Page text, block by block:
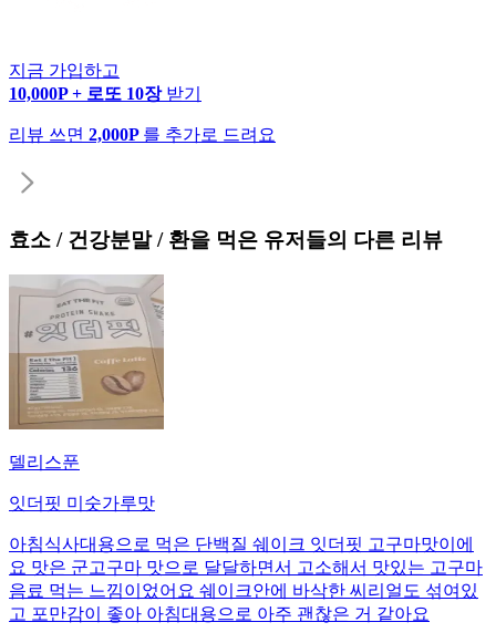
지금 가입하고
10,000P + 로또 10장 받기
리뷰 쓰면 2,000P 를 추가로 드려요
효소 / 건강분말 / 환을 먹은 유저들의 다른 리뷰
델리스푼
잇더핏 미숫가루맛
아침식사대용으로 먹은 단백질 쉐이크 잇더핏 고구마맛이에
요 맛은 군고구마 맛으로 달달하면서 고소해서 맛있는 고구마
음료 먹는 느낌이었어요 쉐이크안에 바삭한 씨리얼도 섞여있
고 포만감이 좋아 아침대용으로 아주 괜찮은 거 같아요